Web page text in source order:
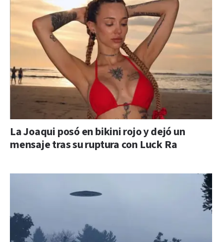
La Joaqui posó en bikini rojo y dejó un
mensaje tras su ruptura con Luck Ra